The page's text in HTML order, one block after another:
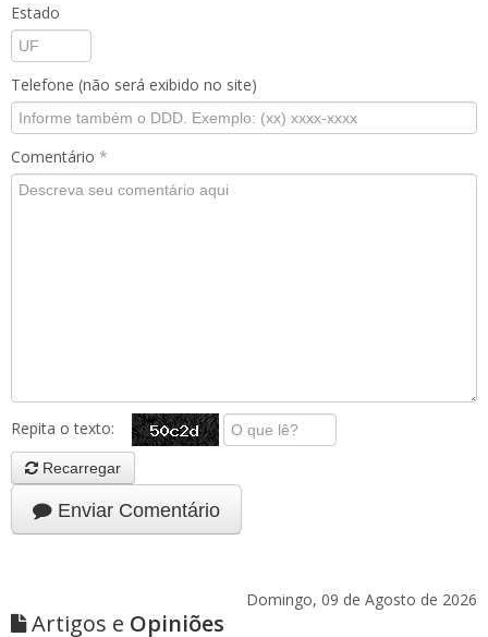
Estado
Telefone (não será exibido no site)
Comentário *
Repita o texto:
Recarregar
Enviar Comentário
Domingo, 09 de Agosto de 2026
Artigos e Opiniões